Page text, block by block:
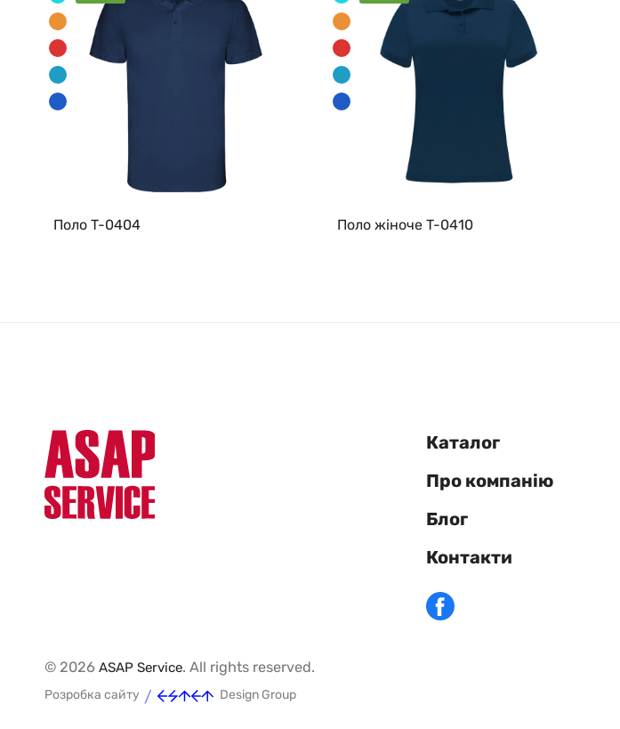
Поло T-0404 Поло жіноче T-0410
Каталог
Про компанію
Блог
Контакти
© 2026 ASAP Service. All rights reserved.
Розробка сайту / Design Group